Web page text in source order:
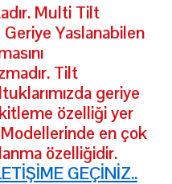
Multi Tilt
Yaslanabilen
Tilt
geriye
özelliği yer
en çok
özelliğidir.
GEÇİNİZ..